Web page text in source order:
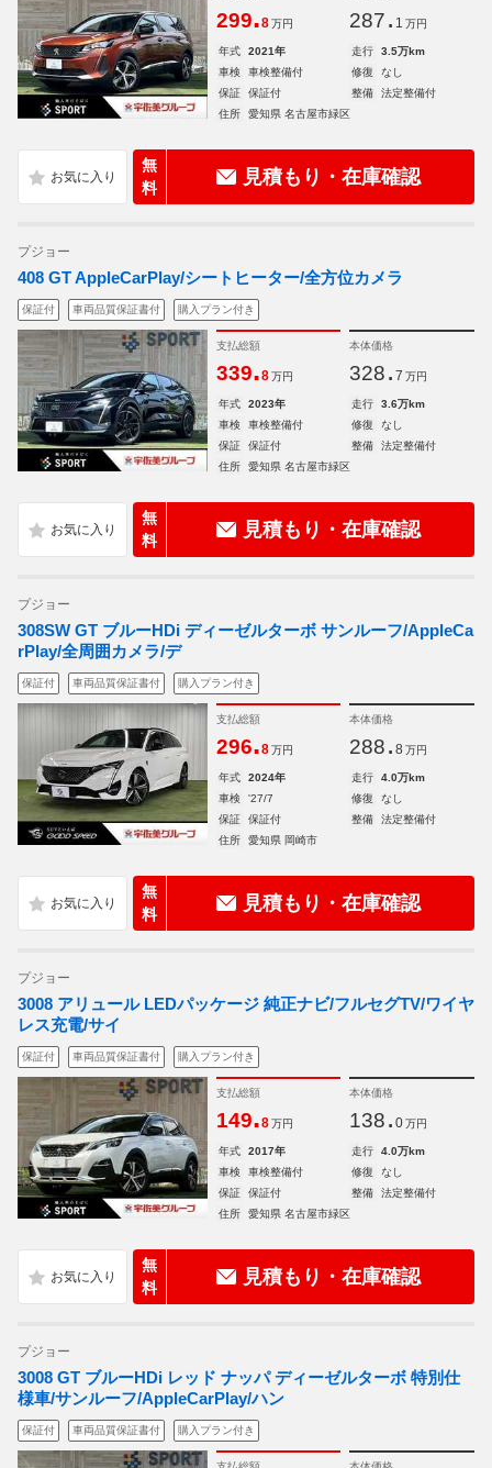
299.8 万円 287. 1 万円
年式 2021年 走行
3.5万km
車検
車検整備付 修復
なし
保証
保証付 整備
法定整備付
住所
愛知県 名古屋市緑区
無
料
見積もり・在庫確認
プジョー
408 GT AppleCarPlay/シートヒーター/全方位カメラ
保証付 車両品質保証書付 購入プラン付き
支払総額
339.8 万円
本体価格
328. 7 万円
年式 2023年 走行
3.6万km
車検
車検整備付 修復
なし
保証
保証付 整備
法定整備付
住所
愛知県 名古屋市緑区
無
料
見積もり・在庫確認
プジョー
308SW GT ブルーHDi ディーゼルターボ サンルーフ/AppleCa
rPlay/全周囲カメラ/デ
保証付 車両品質保証書付 購入プラン付き
支払総額
296.8 万円
本体価格
288. 8 万円
年式 2024年 走行
4.0万km
車検
'27/7 修復
なし
保証
保証付 整備
法定整備付
住所
愛知県 岡崎市
無
料
見積もり・在庫確認
プジョー
3008 アリュール LEDパッケージ 純正ナビ/フルセグTV/ワイヤ
レス充電/サイ
保証付 車両品質保証書付 購入プラン付き
支払総額
149.8 万円
本体価格
138. 0 万円
年式 2017年 走行
4.0万km
車検
車検整備付 修復
なし
保証
保証付 整備
法定整備付
住所
愛知県 名古屋市緑区
無
料
見積もり・在庫確認
プジョー
3008 GT ブルーHDi レッド ナッパ ディーゼルターボ 特別仕
様車/サンルーフ/AppleCarPlay/ハン
保証付 車両品質保証書付 購入プラン付き